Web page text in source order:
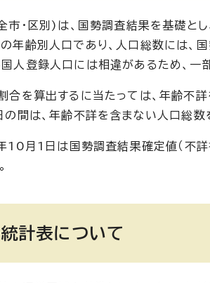
市・区別)は、国勢調査結果を基礎と
年齢別人口であり、人口総数には、
人登録人口には相違があるため、一
合を算出するに当たっては、年齢不
間は、年齢不詳を含まない人口総数
10月1日は国勢調査結果確定値（不詳
計表について